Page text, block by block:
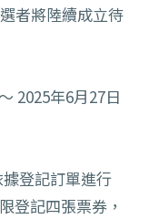
者將陸續成立待
2025年6月27日
登記訂單進行
登記四張票券，